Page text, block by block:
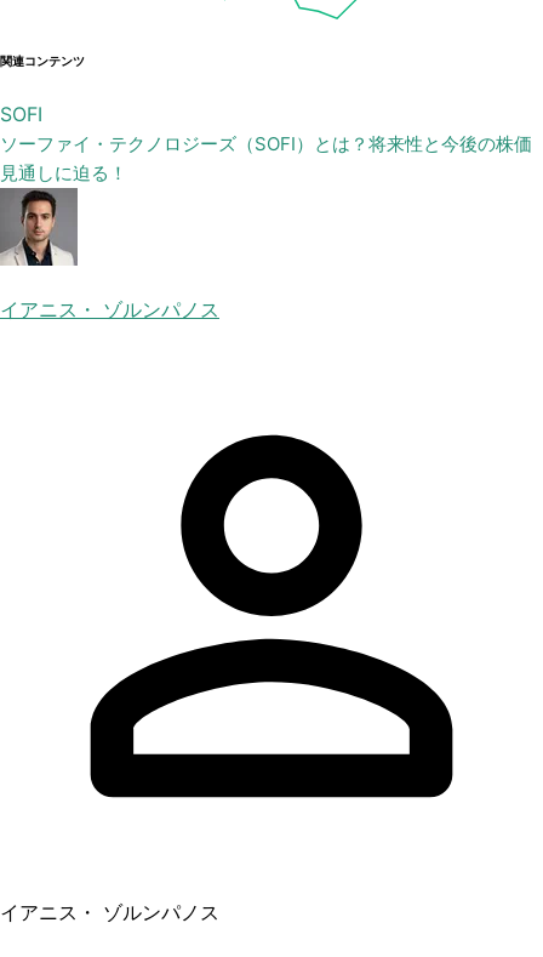
関連コンテンツ
SOFI
ソーファイ・テクノロジーズ（SOFI）とは？将来性と今後の株価
見通しに迫る！
イアニス・ ゾルンパノス
イアニス・ ゾルンパノス